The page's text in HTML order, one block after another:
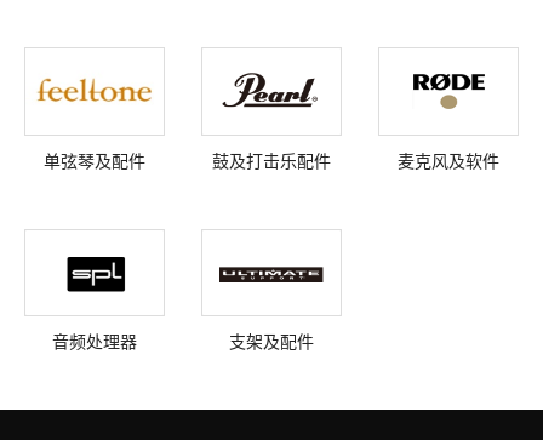
单弦琴及配件 鼓及打击乐配件 麦克风及软件
音频处理器 支架及配件